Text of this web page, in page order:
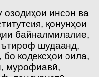
озодиҳои инсон ва
қонунҳои
байналмилалие,
шудаанд,
кодексҳои оила,
мурофиавӣ,